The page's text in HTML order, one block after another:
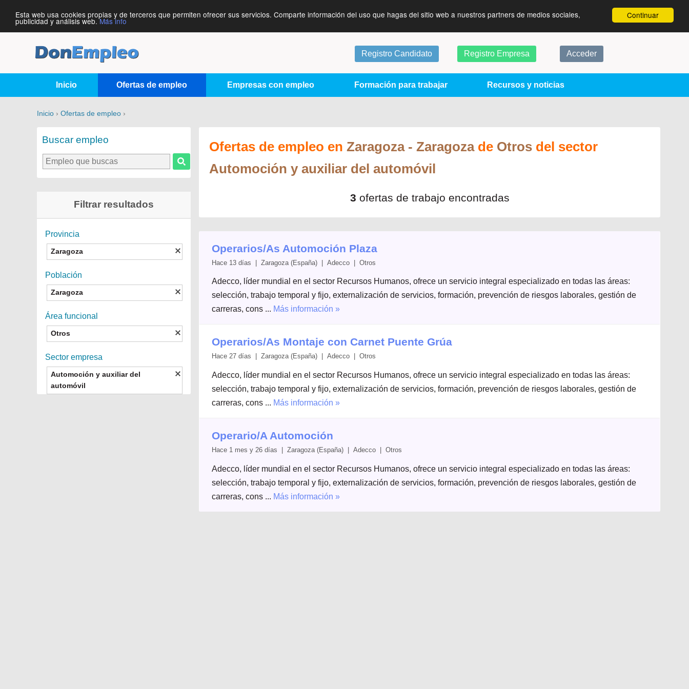
Continuar
Esta web usa cookies propias y de terceros que permiten ofrecer sus servicios. Comparte información del uso que hagas del sitio web a nuestros partners de medios sociales,
publicidad y análisis web.Más info
Registro Candidato Registro Empresa Acceder
Inicio Ofertas de empleo Empresas con empleo Formación para trabajar Recursos y noticias
Inicio › Ofertas de empleo ›
Buscar empleo
Filtrar resultados
Provincia
Zaragoza
Población
Zaragoza
Área funcional
Otros
Sector empresa
Automoción y auxiliar del
automóvil
Ofertas de empleo en Zaragoza - Zaragozade Otros del sector
Automoción y auxiliar del automóvil
3 ofertas de trabajo encontradas
Operarios/As Automoción Plaza
Hace 13 días | Zaragoza (España) | Adecco | Otros
Adecco, líder mundial en el sector Recursos Humanos, ofrece un servicio integral especializado en todas las áreas:
selección, trabajo temporal y fijo, externalización de servicios, formación, prevención de riesgos laborales, gestión de
carreras, cons ... Más información »
Operarios/As Montaje con Carnet Puente Grúa
Hace 27 días | Zaragoza (España) | Adecco | Otros
Adecco, líder mundial en el sector Recursos Humanos, ofrece un servicio integral especializado en todas las áreas:
selección, trabajo temporal y fijo, externalización de servicios, formación, prevención de riesgos laborales, gestión de
carreras, cons ... Más información »
Operario/A Automoción
Hace 1 mes y 26 días | Zaragoza (España) | Adecco | Otros
Adecco, líder mundial en el sector Recursos Humanos, ofrece un servicio integral especializado en todas las áreas:
selección, trabajo temporal y fijo, externalización de servicios, formación, prevención de riesgos laborales, gestión de
carreras, cons ... Más información »